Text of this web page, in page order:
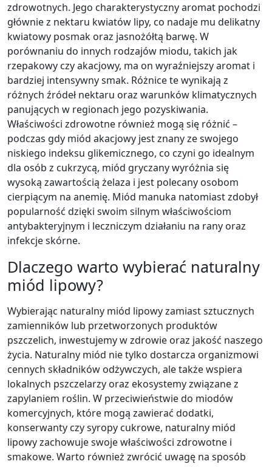
zdrowotnych. Jego charakterystyczny aromat pochodzi
głównie z nektaru kwiatów lipy, co nadaje mu delikatny
kwiatowy posmak oraz jasnożółtą barwę. W
porównaniu do innych rodzajów miodu, takich jak
rzepakowy czy akacjowy, ma on wyraźniejszy aromat i
bardziej intensywny smak. Różnice te wynikają z
różnych źródeł nektaru oraz warunków klimatycznych
panujących w regionach jego pozyskiwania.
Właściwości zdrowotne również mogą się różnić –
podczas gdy miód akacjowy jest znany ze swojego
niskiego indeksu glikemicznego, co czyni go idealnym
dla osób z cukrzycą, miód gryczany wyróżnia się
wysoką zawartością żelaza i jest polecany osobom
cierpiącym na anemię. Miód manuka natomiast zdobył
popularność dzięki swoim silnym właściwościom
antybakteryjnym i leczniczym działaniu na rany oraz
infekcje skórne.
Dlaczego warto wybierać naturalny
miód lipowy?
Wybierając naturalny miód lipowy zamiast sztucznych
zamienników lub przetworzonych produktów
pszczelich, inwestujemy w zdrowie oraz jakość naszego
życia. Naturalny miód nie tylko dostarcza organizmowi
cennych składników odżywczych, ale także wspiera
lokalnych pszczelarzy oraz ekosystemy związane z
zapylaniem roślin. W przeciwieństwie do miodów
komercyjnych, które mogą zawierać dodatki,
konserwanty czy syropy cukrowe, naturalny miód
lipowy zachowuje swoje właściwości zdrowotne i
smakowe. Warto również zwrócić uwagę na sposób